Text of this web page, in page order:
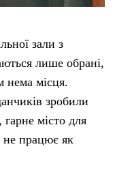
зали з
лише обрані,
нема місця.
зробили
місто для
не працює як